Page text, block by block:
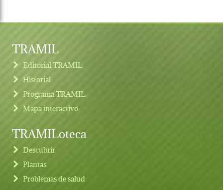
TRAMIL
Editorial TRAMIL
Historial
Programa TRAMIL
Mapa interactivo
TRAMILoteca
Descubrir
Plantas
Problemas de salud